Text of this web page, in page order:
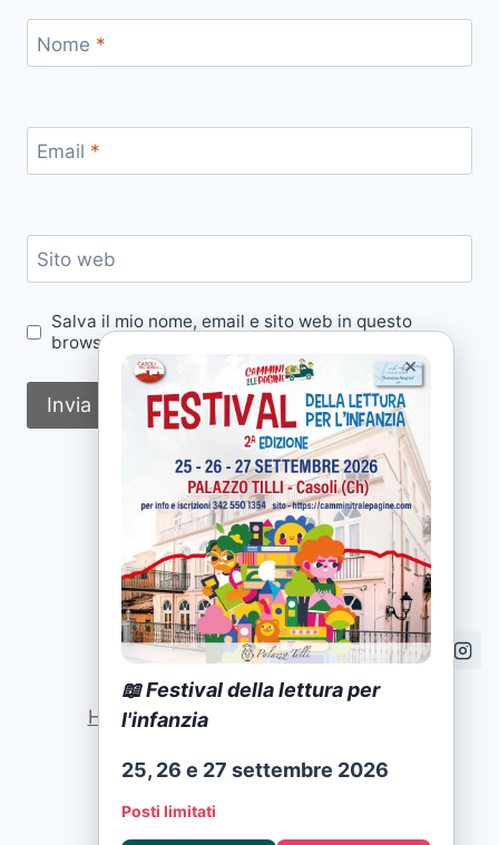
×
📖 Festival della lettura per
l'infanzia
25, 26 e 27 settembre 2026
Posti limitati
Nome *
Email *
Sito web
Salva il mio nome, email e sito web in questo
browser per la prossima volta che commento.
Home|Attività
Privacy Policy